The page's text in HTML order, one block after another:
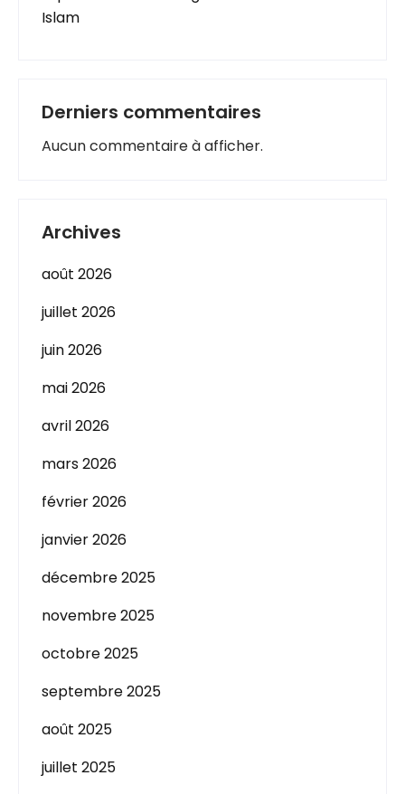
Islam
Derniers commentaires
Aucun commentaire à afficher.
Archives
août 2026
juillet 2026
juin 2026
mai 2026
avril 2026
mars 2026
février 2026
janvier 2026
décembre 2025
novembre 2025
octobre 2025
septembre 2025
août 2025
juillet 2025